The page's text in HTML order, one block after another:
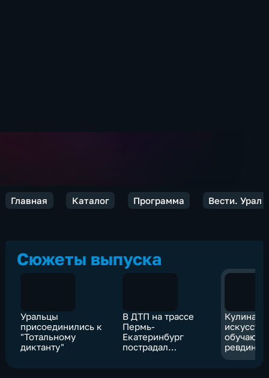
Главная Каталог Программа Вести. Урал
Сюжеты выпуска
Уральцы
присоединились к
"Тотальному
диктанту"
В ДТП на трассе
Пермь-
Екатеринбург
пострадал
искусству